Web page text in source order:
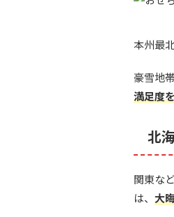
本州最
豪雪地
満足度
北
関東な
は、 大